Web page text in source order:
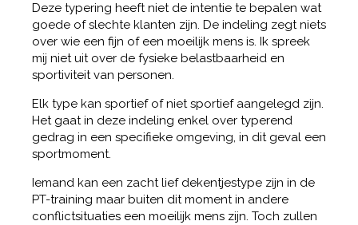
Deze typering heeft niet de intentie te bepalen wat
goede of slechte klanten zijn. De indeling zegt niets
over wie een fijn of een moeilijk mens is. Ik spreek
mij niet uit over de fysieke belastbaarheid en
sportiviteit van personen.
Elk type kan sportief of niet sportief aangelegd zijn.
Het gaat in deze indeling enkel over typerend
gedrag in een specifieke omgeving, in dit geval een
sportmoment.
Iemand kan een zacht lief dekentjestype zijn in de
PT-training maar buiten dit moment in andere
conflictsituaties een moeilijk mens zijn. Toch zullen